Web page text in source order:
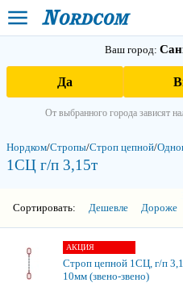
Ваш город:
Да
От выбранного города зависят
Нордком/Стропы/Строп цепной/
1СЦ г/п 3,15т
Сортировать: Дешевле Дороже
АКЦИЯ
Строп цепной 1СЦ, г/п
10мм (звено-звено)